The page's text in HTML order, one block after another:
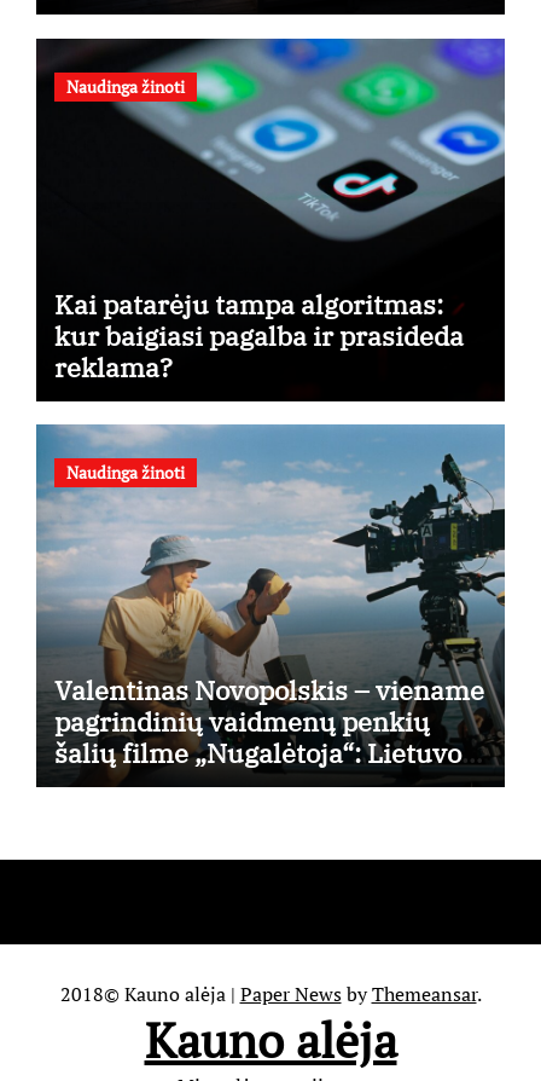
Naudinga žinoti
Kai patarėju tampa algoritmas:
kur baigiasi pagalba ir prasideda
reklama?
Naudinga žinoti
Valentinas Novopolskis – viename
pagrindinių vaidmenų penkių
šalių filme „Nugalėtoja“: Lietuvos
kino teatruose – nuo rugpjūčio 7-
2018© Kauno alėja | Paper NewsbyThemeansar.
Kauno alėja